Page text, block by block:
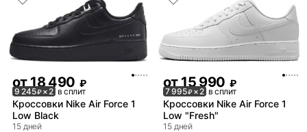
от18 490 ₽
9 245₽× 2 в сплит
Кроссовки Nike Air Force 1
Low Black
15 дней
от15 990 ₽
7 995₽× 2 в сплит
Кроссовки Nike Air Force 1
Low "Fresh"
15 дней